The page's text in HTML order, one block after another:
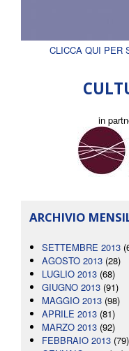
CLICCA QUI PER
in
ARCHIVIO
SETTEMBRE 2013
AGOSTO 2013 (28)
LUGLIO 2013 (68)
GIUGNO 2013 (91)
MAGGIO 2013 (98)
APRILE 2013 (81)
MARZO 2013 (92)
FEBBRAIO 2013 (79)